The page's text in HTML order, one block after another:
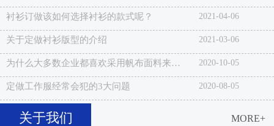
衬衫订做该如何选择衬衫的款式呢？ 2021-04-06
关于定做衬衫版型的介绍 2021-03-06
为什么大多数企业都喜欢采用帆布面料来做工作服？ 2020-10-05
定做工作服经常会犯的3大问题 2020-08-05
关于我们 MORE+